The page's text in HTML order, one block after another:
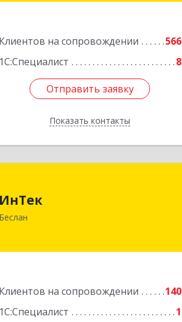
Клиентов на сопровождении
566
1С:Специалист
8
Отправить заявку
Показать контакты
Подробнее
Отправить заявку
Назад
ИнТек
Беслан
Клиентов на сопровождении
140
1С:Специалист
1